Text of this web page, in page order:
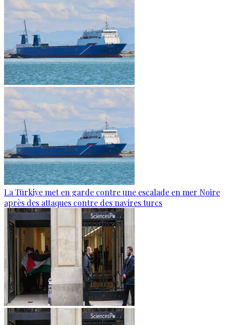
La Türkiye met en garde contre une escalade en mer Noire
après des attaques contre des navires turcs